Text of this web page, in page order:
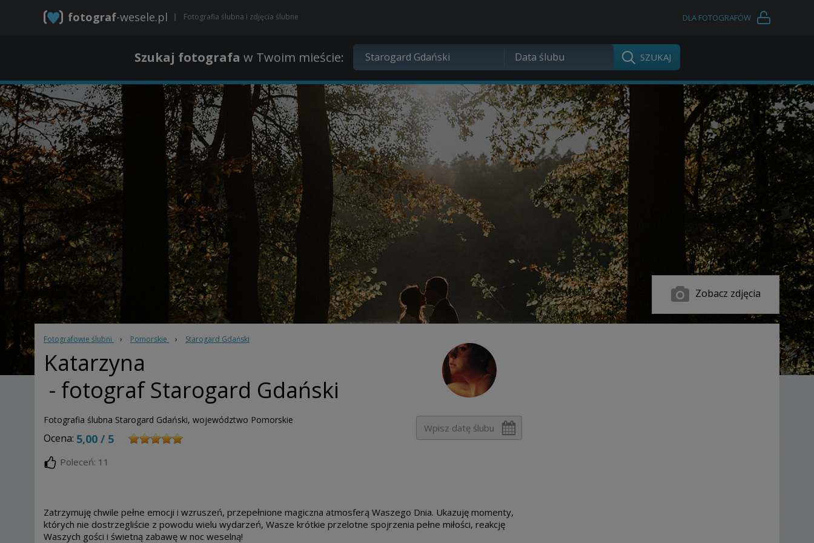
fotograf-wesele.pl Fotografia ślubna i zdjęcia ślubne DLA FOTOGRAFÓW
Szukaj fotografa w Twoim mieście:
Zobacz zdjęcia
Fotografowie ślubni › Pomorskie › Starogard Gdański
Katarzyna
- fotograf Starogard Gdański
Fotografia ślubna Starogard Gdański, województwo Pomorskie
Ocena: 5,00 / 5
Poleceń: 11
Zatrzymuję chwile pełne emocji i wzruszeń, przepełnione magiczna atmosferą Waszego Dnia. Ukazuję momenty,
których nie dostrzegliście z powodu wielu wydarzeń, Wasze krótkie przelotne spojrzenia pełne miłości, reakcję
Waszych gości i świetną zabawę w noc weselną!